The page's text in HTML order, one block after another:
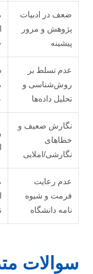
ضعف در ادبیات
پژوهش و مرور
پیشینه
عدم تسلط بر
روش‌شناسی و
تحلیل داده‌ها
نگارش ضعیف و
خطاهای
نگارشی/املایی
عدم رعایت
فرمت و شیوه
نامه دانشگاه